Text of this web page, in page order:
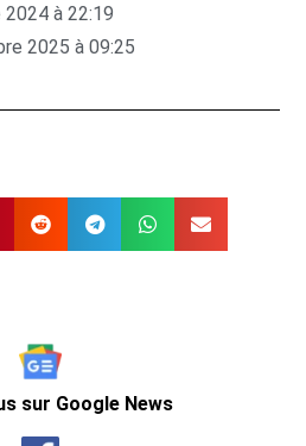
à 22:19
2025 à 09:25
sur Google News